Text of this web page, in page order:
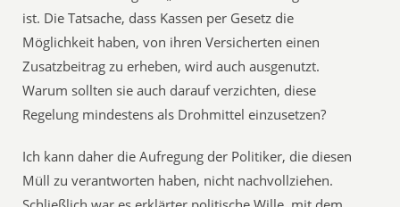
ist. Die Tatsache, dass Kassen per Gesetz die
Möglichkeit haben, von ihren Versicherten einen
Zusatzbeitrag zu erheben, wird auch ausgenutzt.
Warum sollten sie auch darauf verzichten, diese
Regelung mindestens als Drohmittel einzusetzen?
Ich kann daher die Aufregung der Politiker, die diesen
Müll zu verantworten haben, nicht nachvollziehen.